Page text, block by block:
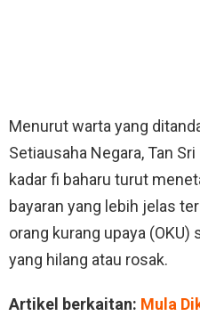
Menurut warta yang
Setiausaha Negara, Tan
kadar fi baharu turut
bayaran yang lebih jelas
orang kurang upaya
yang hilang atau rosak.
Artikel berkaitan: Mula